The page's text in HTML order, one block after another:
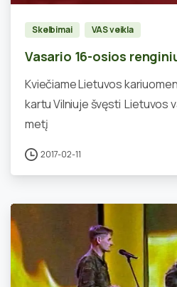
Skelbimai VAS veikla
Vasario 16-osios
Kviečiame Lietuvos
kartu Vilniuje švęsti Lietuvos
metį
2017-02-11